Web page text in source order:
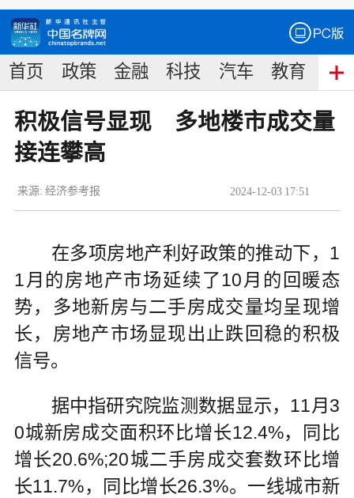
首页 政策 金融 科技 汽车 教育 食
积极信号显现 多地楼市成交量
接连攀高
2024-12-03 17:51
来源: 经济参考报
在多项房地产利好政策的推动下，1
1月的房地产市场延续了10月的回暖态
势，多地新房与二手房成交量均呈现增
长，房地产市场显现出止跌回稳的积极
信号。
据中指研究院监测数据显示，11月3
0城新房成交面积环比增长12.4%，同比
增长20.6%;20城二手房成交套数环比增
长11.7%，同比增长26.3%。一线城市新